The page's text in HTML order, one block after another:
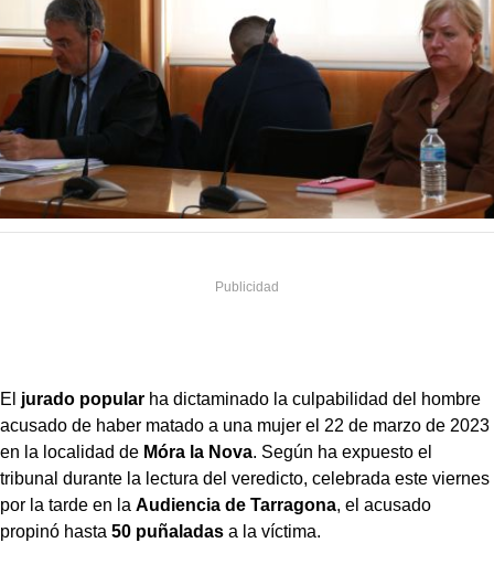
El jurado popular ha dictaminado la culpabilidad del hombre
acusado de haber matado a una mujer el 22 de marzo de 2023
en la localidad de Móra la Nova. Según ha expuesto el
tribunal durante la lectura del veredicto, celebrada este viernes
por la tarde en la Audiencia de Tarragona, el acusado
propinó hasta 50 puñaladas a la víctima.